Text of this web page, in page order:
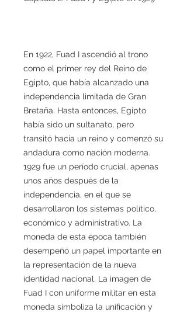
En 1922, Fuad I ascendió al trono
como el primer rey del Reino de
Egipto, que había alcanzado una
independencia limitada de Gran
Bretaña. Hasta entonces, Egipto
había sido un sultanato, pero
transitó hacia un reino y comenzó su
andadura como nación moderna.
1929 fue un período crucial, apenas
unos años después de la
independencia, en el que se
desarrollaron los sistemas político,
económico y administrativo. La
moneda de esta época también
desempeñó un papel importante en
la representación de la nueva
identidad nacional. La imagen de
Fuad I con uniforme militar en esta
moneda simboliza la unificación y